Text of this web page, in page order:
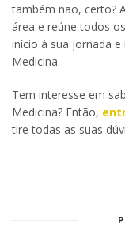
também não, certo?
área e reúne todos
início à sua jornada
Medicina.
Tem interesse em
Medicina? Então,
tire todas as suas